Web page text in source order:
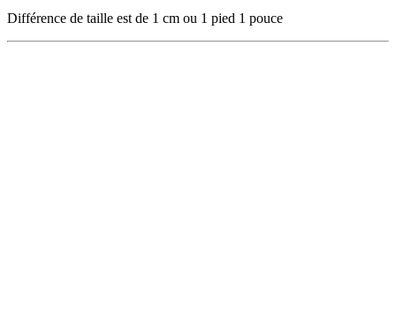
Différence de taille est de 1 cm ou 1 pied 1 pouce